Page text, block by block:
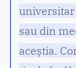
sau din
aceștia.